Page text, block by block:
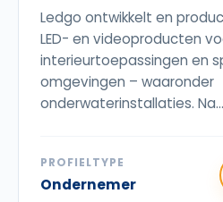
Ledgo ontwikkelt en
LED- en videoproducten
interieurtoepassingen en
omgevingen – waaronder
onderwaterinstallaties. Na...
PROFIELTYPE
Ondernemer